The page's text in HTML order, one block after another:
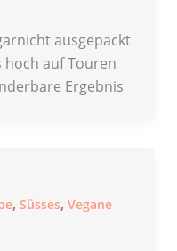
ausgepackt
auf Touren
Ergebnis
, Süsses, Vegane